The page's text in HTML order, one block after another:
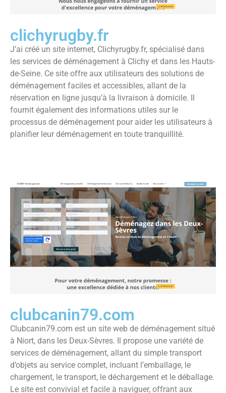
clichyrugby.fr
J’ai créé un site internet, Clichyrugby.fr, spécialisé dans
les services de déménagement à Clichy et dans les Hauts-
de-Seine. Ce site offre aux utilisateurs des solutions de
déménagement faciles et accessibles, allant de la
réservation en ligne jusqu’à la livraison à domicile. Il
fournit également des informations utiles sur le
processus de déménagement pour aider les utilisateurs à
planifier leur déménagement en toute tranquillité.
clubcanin79.com
Clubcanin79.com est un site web de déménagement situé
à Niort, dans les Deux-Sèvres. Il propose une variété de
services de déménagement, allant du simple transport
d’objets au service complet, incluant l’emballage, le
chargement, le transport, le déchargement et le déballage.
Le site est convivial et facile à naviguer, offrant aux